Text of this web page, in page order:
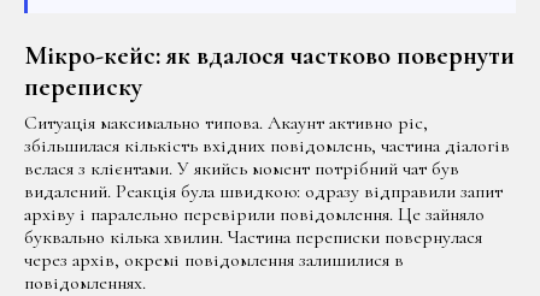
Мікро-кейс: як вдалося частково повернути
переписку
Ситуація максимально типова. Акаунт активно ріс,
збільшилася кількість вхідних повідомлень, частина діалогів
велася з клієнтами. У якийсь момент потрібний чат був
видалений. Реакція була швидкою: одразу відправили запит
архіву і паралельно перевірили повідомлення. Це зайняло
буквально кілька хвилин. Частина переписки повернулася
через архів, окремі повідомлення залишилися в
повідомленнях.